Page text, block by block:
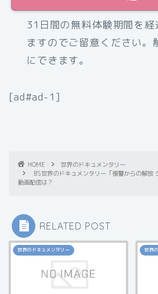
31日間の無料体験期間を
ますのでご留意ください。
にできます。
[ad#ad-1]
HOME
世界のドキュメンタリー
BS世界のドキュメンタリー「復讐からの解放
動画配信は？
RELATED POST
世界のドキュメンタリー 世界